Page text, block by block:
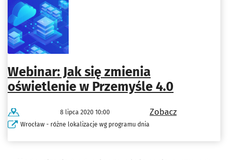
Webinar: Jak się zmienia
oświetlenie w Przemyśle 4.0
8 lipca 2020 10:00
Wrocław - różne lokalizacje wg programu dnia
Zobacz